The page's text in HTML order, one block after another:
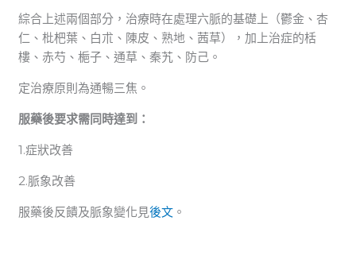
綜合上述兩個部分，治療時在處理六脈的基礎上（鬱金、杏
仁、枇杷葉、白朮、陳皮、熟地、茜草），加上治症的栝
樓、赤芍、梔子、通草、秦艽、防己。
定治療原則為通暢三焦。
服藥後要求需同時達到：
1.症狀改善
2.脈象改善
服藥後反饋及脈象變化見後文 。